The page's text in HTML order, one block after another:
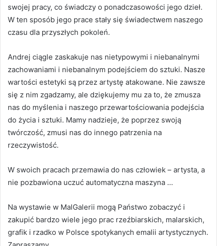
swojej pracy, co świadczy o ponadczasowości jego dzieł.
W ten sposób jego prace stały się świadectwem naszego
czasu dla przyszłych pokoleń.
Andrej ciągle zaskakuje nas nietypowymi i niebanalnymi
zachowaniami i niebanalnym podejściem do sztuki. Nasze
wartości estetyki są przez artystę atakowane. Nie zawsze
się z nim zgadzamy, ale dziękujemy mu za to, że zmusza
nas do myślenia i naszego przewartościowania podejścia
do życia i sztuki. Mamy nadzieje, że poprzez swoją
twórczość, zmusi nas do innego patrzenia na
rzeczywistość.
W swoich pracach przemawia do nas człowiek – artysta, a
nie pozbawiona uczuć automatyczna maszyna …
Na wystawie w MalGalerii mogą Państwo zobaczyć i
zakupić bardzo wiele jego prac rzeźbiarskich, malarskich,
grafik i rzadko w Polsce spotykanych emalii artystycznych.